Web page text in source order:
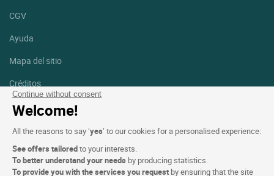
Continue without consent
Welcome!
All the reasons to say ‘yes’ to our cookies for a personalised experience:
See offers tailoredto your interests.
To better understand your needs by producing statistics.
To provide you with the services you request by ensuring that the site
CGV
Ayuda
Mapa del sitio
Créditos
fotografías
Facebook
Instagram
Linkedin